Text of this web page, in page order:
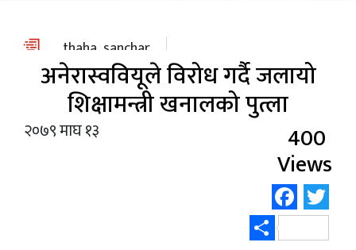
पाठक
thaha_sanchar
अनेरास्ववियूले विरोध गर्दै जलायो
शिक्षामन्त्री खनालको पुत्ला
२०७९ माघ १३ 400
Views
Share